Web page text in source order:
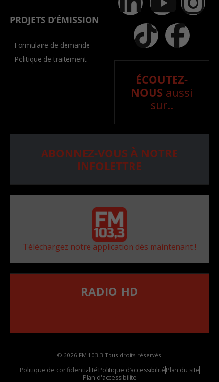
PROJETS D’ÉMISSION
- Formulaire de demande
- Politique de traitement
ÉCOUTEZ-
NOUS aussi
sur..
ABONNEZ-VOUS À NOTRE
INFOLETTRE
Téléchargez notre application dès maintenant !
RADIO HD
© 2026 FM 103,3 Tous droits réservés.
Politique de confidentialitéPolitique d’accessibilitéPlan du site
Plan d'accessibilite